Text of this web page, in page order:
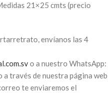
21×25 cmts (precio
envíanos las 4
o a nuestro WhatsApp:
través de nuestra página web
te enviaremos el